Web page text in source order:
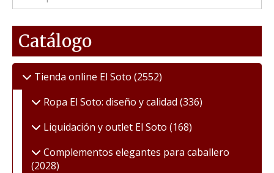
Catálogo
Tienda online El Soto (2552)
Ropa El Soto: diseño y calidad (336)
Liquidación y outlet El Soto (168)
Complementos elegantes para caballero
(2028)